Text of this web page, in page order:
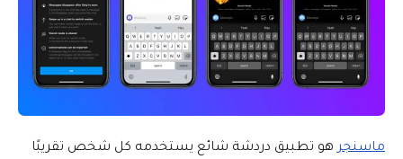
ماسنجرهو تطبيق دردشة شائع يستخدمه كل شخص تقريبًا